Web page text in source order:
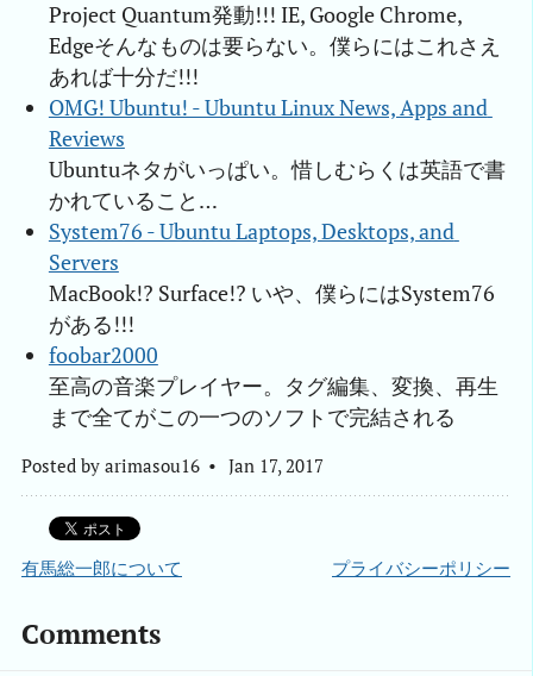
Project Quantum発動!!! IE, Google Chrome,
Edgeそんなものは要らない。僕らにはこれさえ
あれば十分だ!!!
OMG! Ubuntu! - Ubuntu Linux News, Apps and
Reviews
Ubuntuネタがいっぱい。惜しむらくは英語で書
かれていること…
System76 - Ubuntu Laptops, Desktops, and
Servers
MacBook!? Surface!? いや、僕らにはSystem76
がある!!!
foobar2000
至高の音楽プレイヤー。タグ編集、変換、再生
まで全てがこの一つのソフトで完結される
Posted by arimasou16 Jan 17, 2017
有馬総一郎について プライバシーポリシー
Comments